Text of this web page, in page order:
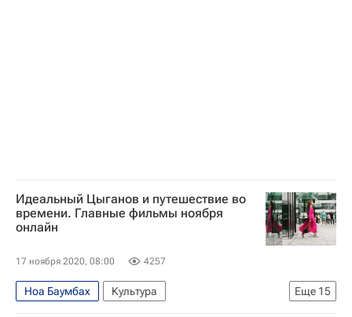
Идеальный Цыганов и путешествие во
времени. Главные фильмы ноября
онлайн
17 ноября 2020, 08:00 4257
Еще 15
Ноа Баумбах
Культура